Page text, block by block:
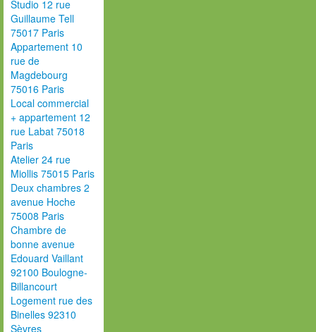
Studio 12 rue
Guillaume Tell
75017 Paris
Appartement 10
rue de
Magdebourg
75016 Paris
Local commercial
+ appartement 12
rue Labat 75018
Paris
Atelier 24 rue
Miollis 75015 Paris
Deux chambres 2
avenue Hoche
75008 Paris
Chambre de
bonne avenue
Edouard Vaillant
92100 Boulogne-
Billancourt
Logement rue des
Binelles 92310
Sèvres